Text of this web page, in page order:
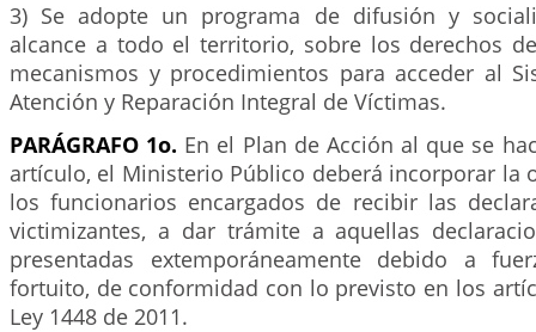
3) Se adopte un programa de difusión y
alcance a todo el territorio, sobre los derechos
mecanismos y procedimientos para acceder al
Atención y Reparación Integral de Víctimas.
PARÁGRAFO 1o. En el Plan de Acción al que se
artículo, el Ministerio Público deberá incorporar la
los funcionarios encargados de recibir las
victimizantes, a dar trámite a aquellas
presentadas extemporáneamente debido a
fortuito, de conformidad con lo previsto en los
Ley 1448 de 2011.